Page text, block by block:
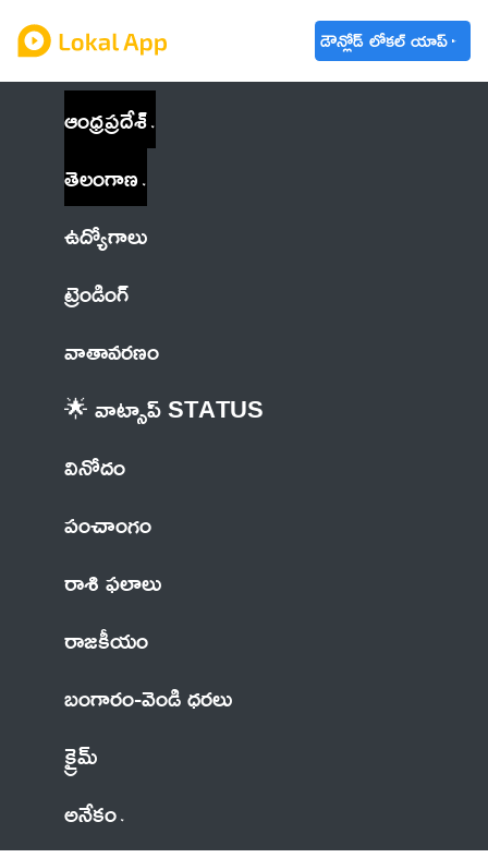
డౌన్లోడ్ లోకల్ యాప్
ఆంధ్రప్రదేశ్
తెలంగాణ
ఉద్యోగాలు
ట్రెండింగ్
వాతావరణం
🌟 వాట్సాప్ STATUS
వినోదం
పంచాంగం
రాశి ఫలాలు
రాజకీయం
బంగారం-వెండి ధరలు
క్రైమ్
అనేకం